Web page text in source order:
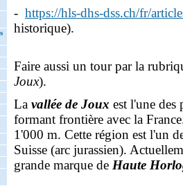
- https://hls-dhs-dss.ch/fr/
historique).
Faire aussi un tour par la
Joux).
La vallée de Joux est l'une des
formant frontière avec la
1'000 m. Cette région est l'un
Suisse (arc jurassien).
grande marque de Haute